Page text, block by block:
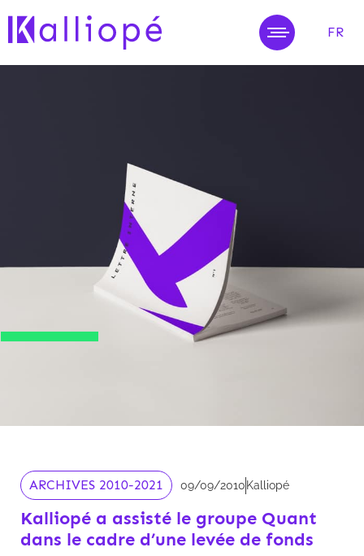
FR
ARCHIVES 2010-2021 09/09/2010 Kalliopé
Kalliopé a assisté le groupe Quant
dans le cadre d’une levée de fonds